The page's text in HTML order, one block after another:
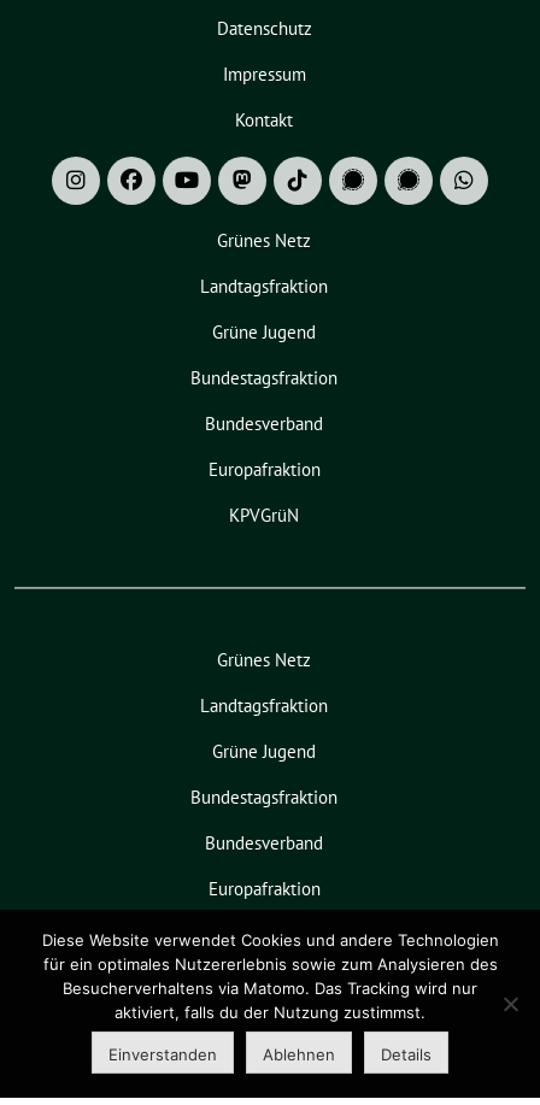
Datenschutz
Impressum
Kontakt
Grünes Netz
Landtagsfraktion
Grüne Jugend
Bundestagsfraktion
Bundesverband
Europafraktion
KPVGrüN
Grünes Netz
Landtagsfraktion
Grüne Jugend
Bundestagsfraktion
Bundesverband
Europafraktion
KPVGrüN
Grüne Niedersachsen benutzt das
freie grüne Themesunflower
‐ ein
Angebot derverdigado eG.
Diese Website verwendet Cookies und andere Technologien
für ein optimales Nutzererlebnis sowie zum Analysieren des
Besucherverhaltens via Matomo. Das Tracking wird nur
aktiviert, falls du der Nutzung zustimmst.
Einverstanden Ablehnen Details